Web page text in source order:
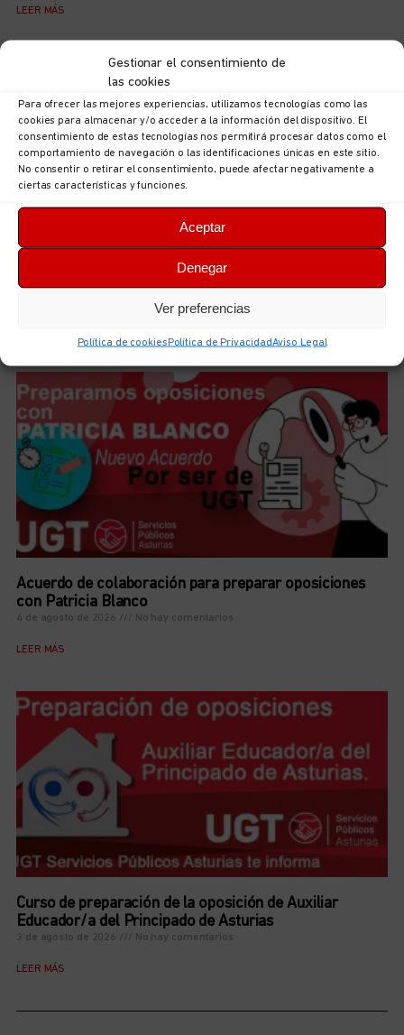
Gestionar el consentimiento de
las cookies
Para ofrecer las mejores experiencias, utilizamos tecnologías como las
cookies para almacenar y/o acceder a la información del dispositivo. El
consentimiento de estas tecnologías nos permitirá procesar datos como el
comportamiento de navegación o las identificaciones únicas en este sitio.
No consentir o retirar el consentimiento, puede afectar negativamente a
ciertas características y funciones.
Aceptar
Denegar
Ver preferencias
Política de cookiesPolítica de PrivacidadAviso Legal
LEER MÁS
Acuerdo para el III Convenio Estatal de Centros y
Servicios Veterinarios
Acuerdo de colaboración para preparar oposiciones
con Patricia Blanco
4 de agosto de 2026 No hay comentarios
LEER MÁS
Curso de preparación de la oposición de Auxiliar
Educador/a del Principado de Asturias
3 de agosto de 2026 No hay comentarios
LEER MÁS